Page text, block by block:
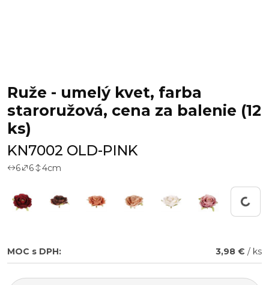
Ruže - umelý kvet, farba
staroružová, cena za balenie (12
ks)
KN7002 OLD-PINK
6 6 4cm
Working...
MOC s DPH: 3,98 € / ks